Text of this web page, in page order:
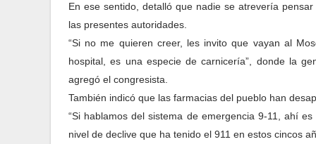
En ese sentido, detalló que nadie se atrevería
las presentes autoridades.
“Si no me quieren creer, les invito que vayan al
hospital, es una especie de carnicería”, donde la
agregó el congresista.
También indicó que las farmacias del pueblo han
“Si hablamos del sistema de emergencia 9-11, ahí
nivel de declive que ha tenido el 911 en estos cincos